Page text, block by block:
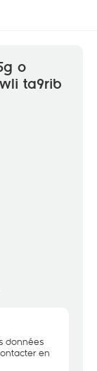
o
ta9rib
données
en